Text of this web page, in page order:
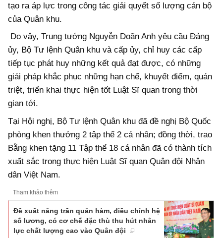
tạo ra áp lực trong công tác giải quyết số lượng cán bộ
của Quân khu.
Do vậy, Trung tướng Nguyễn Doãn Anh yêu cầu Đảng
ủy, Bộ Tư lệnh Quân khu và cấp ủy, chỉ huy các cấp
tiếp tục phát huy những kết quả đạt được, có những
giải pháp khắc phục những hạn chế, khuyết điểm, quán
triệt, triển khai thực hiện tốt Luật Sĩ quan trong thời
gian tới.
Tại Hội nghị, Bộ Tư lệnh Quân khu đã đề nghị Bộ Quốc
phòng khen thưởng 2 tập thể 2 cá nhân; đồng thời, trao
Bằng khen tặng 11 Tập thể 18 cá nhân đã có thành tích
xuất sắc trong thực hiện Luật Sĩ quan Quân đội Nhân
dân Việt Nam.
Tham khảo thêm
Đề xuất nâng trần quân hàm, điều chỉnh hệ
số lương, có cơ chế đặc thù thu hút nhân
lực chất lượng cao vào Quân đội